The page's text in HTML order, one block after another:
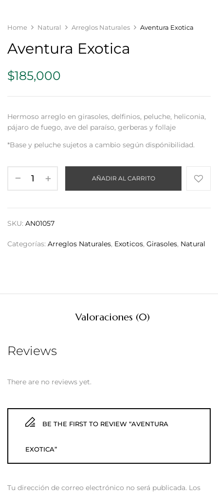
Home Natural Arreglos Naturales Aventura Exotica
Aventura Exotica
$185,000
Hermoso arreglo en girasoles, delfinios, peluche, heliconia,
pájaro de fuego, ave del paraíso, gerberas y follaje
*Base y peluche sujetos a cambio según dispónibilidad.
AÑADIR AL CARRITO
SKU: AN01057
Categorías: Arreglos Naturales, Exoticos, Girasoles, Natural
Valoraciones (0)
Reviews
There are no reviews yet.
BE THE FIRST TO REVIEW “AVENTURA
EXOTICA”
Tu dirección de correo electrónico no será publicada. Los